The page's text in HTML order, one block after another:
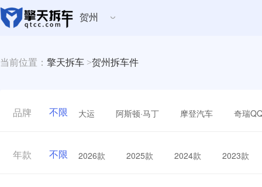
贺州
当前位置： 擎天拆车 >贺州拆车件
品牌 不限 大运 阿斯顿·马丁 摩登汽车 奇瑞
年款 不限 2026款 2025款 2024款 2023款